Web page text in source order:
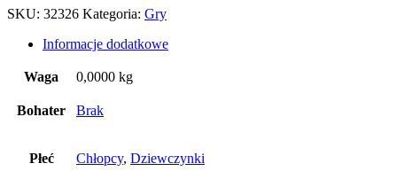
SKU: 32326 Kategoria: Gry
Informacje dodatkowe
Waga 0,0000 kg
Bohater Brak
Płeć Chłopcy, Dziewczynki